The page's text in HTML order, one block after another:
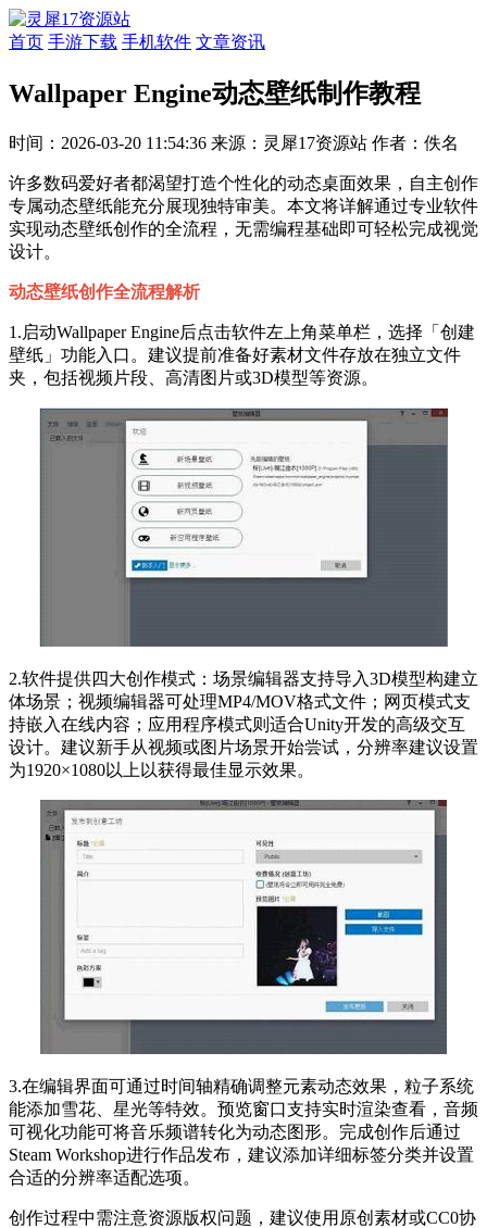
首页 手游下载 手机软件 文章资讯
Wallpaper Engine动态壁纸制作教程
时间：2026-03-20 11:54:36 来源：灵犀17资源站 作者：佚名
许多数码爱好者都渴望打造个性化的动态桌面效果，自主创作
专属动态壁纸能充分展现独特审美。本文将详解通过专业软件
实现动态壁纸创作的全流程，无需编程基础即可轻松完成视觉
设计。
动态壁纸创作全流程解析
1.启动Wallpaper Engine后点击软件左上角菜单栏，选择「创建
壁纸」功能入口。建议提前准备好素材文件存放在独立文件
夹，包括视频片段、高清图片或3D模型等资源。
2.软件提供四大创作模式：场景编辑器支持导入3D模型构建立
体场景；视频编辑器可处理MP4/MOV格式文件；网页模式支
持嵌入在线内容；应用程序模式则适合Unity开发的高级交互
设计。建议新手从视频或图片场景开始尝试，分辨率建议设置
为1920×1080以上以获得最佳显示效果。
3.在编辑界面可通过时间轴精确调整元素动态效果，粒子系统
能添加雪花、星光等特效。预览窗口支持实时渲染查看，音频
可视化功能可将音乐频谱转化为动态图形。完成创作后通过
Steam Workshop进行作品发布，建议添加详细标签分类并设置
合适的分辨率适配选项。
创作过程中需注意资源版权问题，建议使用原创素材或CC0协